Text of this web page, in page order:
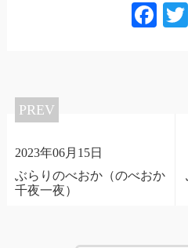
PREV
2023年06月15日
ぶらりのべおか（のべおか
千夜一夜）